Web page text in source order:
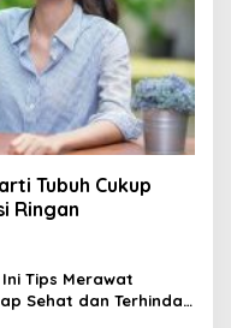
Tubuh Cukup
Ringan
Tips Merawat
Sehat dan Terhindar